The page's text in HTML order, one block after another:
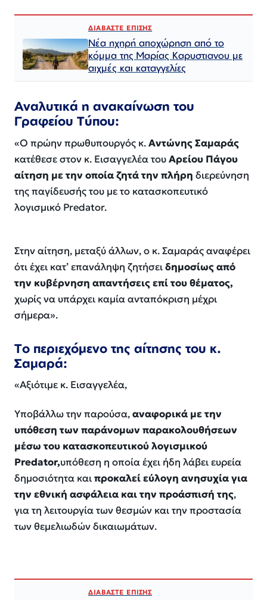
ΔΙΑΒΑΣΤΕ ΕΠΙΣΗΣ
Νέα ηχηρή αποχώρηση από το
κόμμα της Μαρίας Καρυστιανου με
αιχμές και καταγγελίες
Αναλυτικά η ανακαίνωση του
Γραφείου Τύπου:
«Ο πρώην πρωθυπουργός κ.Αντώνης Σαμαράς
κατέθεσε στον κ. Εισαγγελέα τουΑρείου Πάγου
αίτηση με την οποία ζητά την πλήρη διερεύνηση
της παγίδευσής του με το κατασκοπευτικό
λογισμικό Predator.
Στην αίτηση, μεταξύ άλλων, ο κ. Σαμαράς αναφέρει
ότι έχει κατ’ επανάληψη ζητήσειδημοσίως από
την κυβέρνηση απαντήσεις επί του θέματος,
χωρίς να υπάρχει καμία ανταπόκριση μέχρι
σήμερα».
Tο περιεχόμενο της αίτησης του κ.
Σαμαρά:
«Αξιότιμε κ. Εισαγγελέα,
Υποβάλλω την παρούσα,αναφορικά με την
υπόθεση των παράνομων παρακολουθήσεων
μέσω του κατασκοπευτικού λογισμικού
Predator,υπόθεση η οποία έχει ήδη λάβει ευρεία
δημοσιότητα καιπροκαλεί εύλογη ανησυχία για
την εθνική ασφάλεια και την προάσπισή της,
για τη λειτουργία των θεσμών και την προστασία
των θεμελιωδών δικαιωμάτων.
ΔΙΑΒΑΣΤΕ ΕΠΙΣΗΣ